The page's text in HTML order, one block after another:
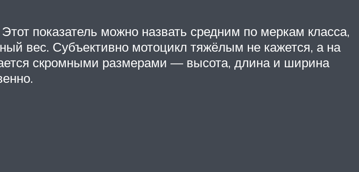
показатель можно назвать средним по меркам класса,
вес. Субъективно мотоцикл тяжёлым не кажется, а на
скромными размерами — высота, длина и ширина